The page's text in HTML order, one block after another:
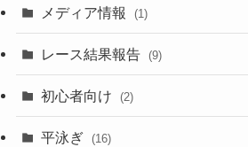
メディア情報 (1)
レース結果報告 (9)
初心者向け (2)
平泳ぎ (16)